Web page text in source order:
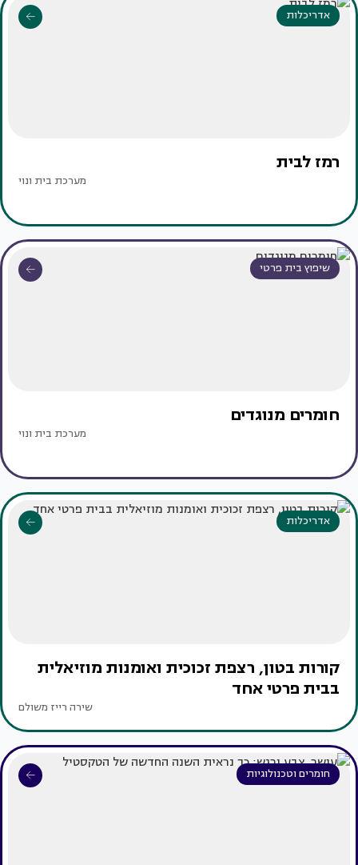
אדריכלות
רמז לבית
מערכת בית ונוי
שיפוץ בית פרטי
חומרים מנוגדים
מערכת בית ונוי
אדריכלות
קורות בטון, רצפת זכוכית ואומנות מוזיאלית
בבית פרטי אחד
שירה רייז משולם
חומרים וטכנולוגיות